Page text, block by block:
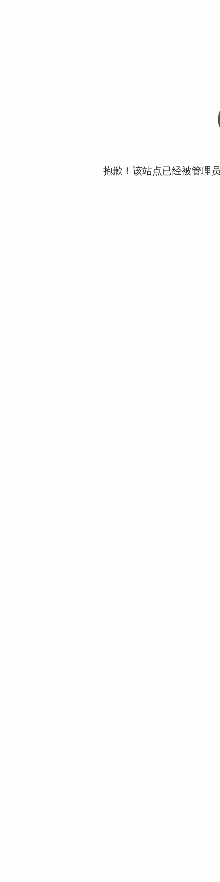
抱歉！该站点已经被管理